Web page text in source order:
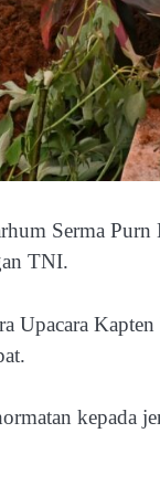
Serma Purn
TNI.
Upacara
kepada